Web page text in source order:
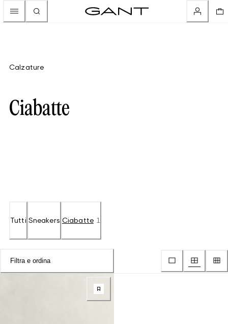
Calzature
Ciabatte
Tutti Sneakers Ciabatte 1
Filtra e ordina